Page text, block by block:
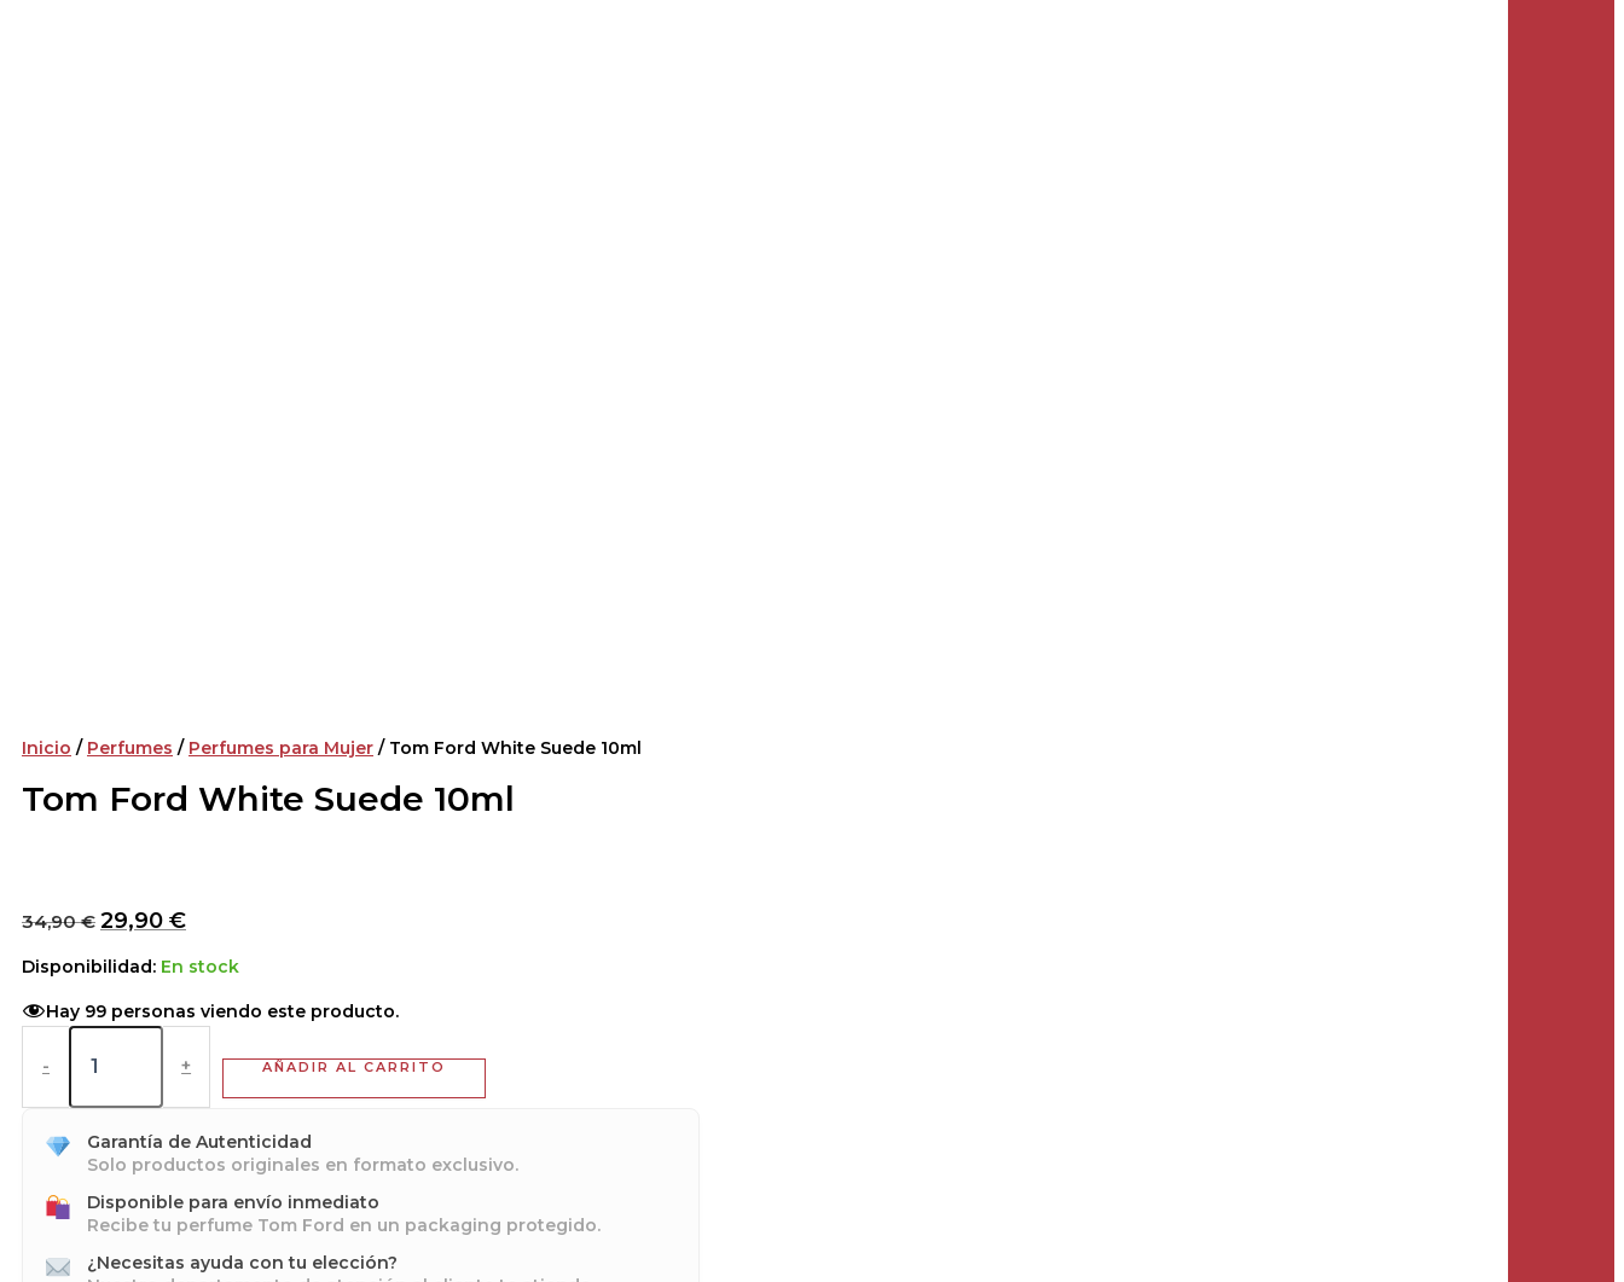
Inicio / Perfumes / Perfumes para Mujer / Tom Ford White Suede 10ml
Tom Ford White Suede 10ml
34,90€ 29,90 €
Disponibilidad: En stock
Hay 99 personas viendo este producto.
- + AÑADIR AL CARRITO
Garantía de Autenticidad
Solo productos originales en formato exclusivo.
Disponible para envío inmediato
Recibe tu perfume Tom Ford en un packaging protegido.
¿Necesitas ayuda con tu elección?